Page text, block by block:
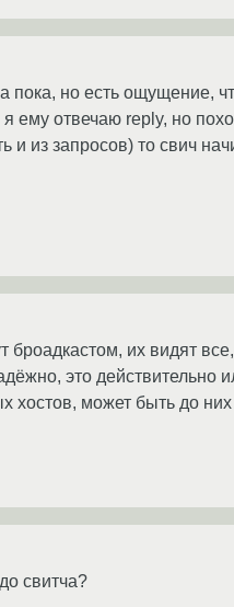
но есть ощущение,
я ему отвечаю reply, но
и из запросов) то свич
броадкастом, их видят
это действительно
хостов, может быть до
свитча?